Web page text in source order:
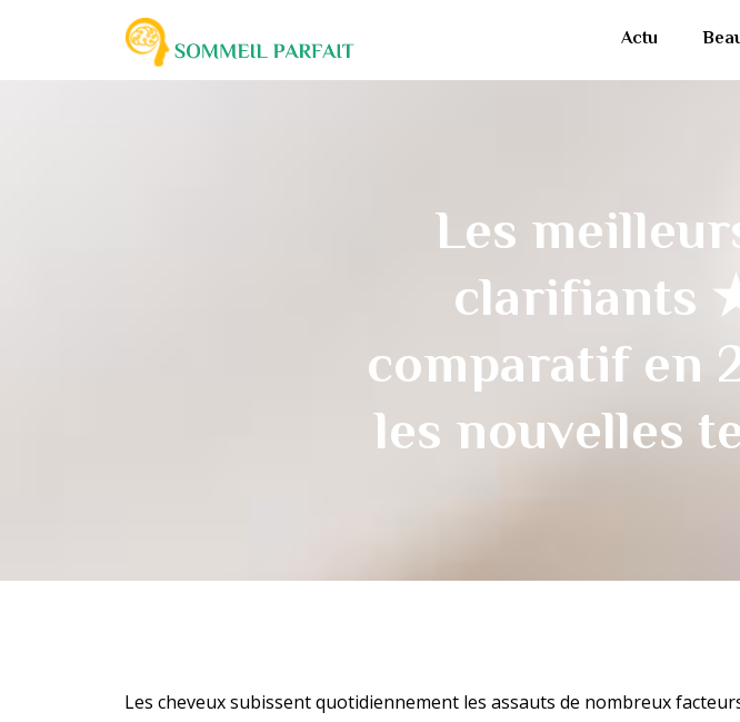
Actu
Les
clarifiants
comparatif en
les nouvelles
Les cheveux subissent quotidiennement les assauts de nombreux